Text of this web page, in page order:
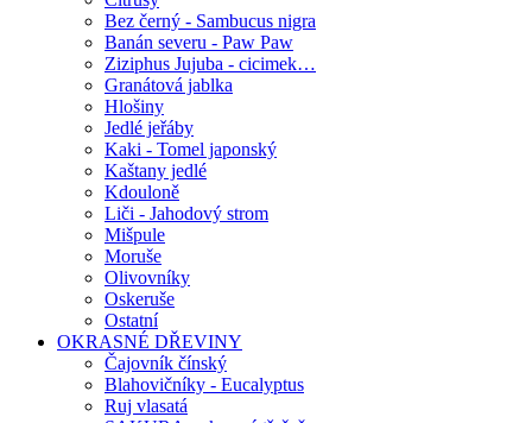
Bez černý - Sambucus nigra
Banán severu - Paw Paw
Ziziphus Jujuba - cicimek…
Granátová jablka
Hlošiny
Jedlé jeřáby
Kaki - Tomel japonský
Kaštany jedlé
Kdouloně
Liči - Jahodový strom
Mišpule
Moruše
Olivovníky
Oskeruše
Ostatní
OKRASNÉ DŘEVINY
Čajovník čínský
Blahovičníky - Eucalyptus
Ruj vlasatá